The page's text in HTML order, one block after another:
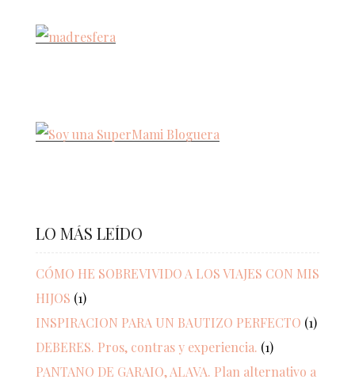
LO MÁS LEÍDO
CÓMO HE SOBREVIVIDO A LOS VIAJES CON MIS
HIJOS (1)
INSPIRACION PARA UN BAUTIZO PERFECTO (1)
DEBERES. Pros, contras y experiencia. (1)
PANTANO DE GARAIO, ALAVA. Plan alternativo a